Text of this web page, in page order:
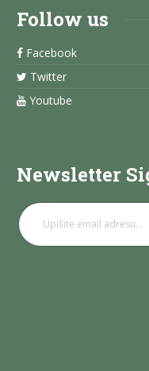
Follow us
Facebook
Twitter
Youtube
Newsletter